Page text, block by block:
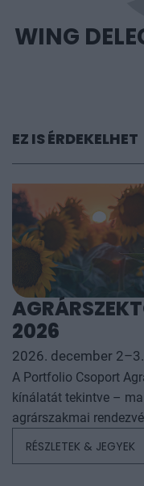
WING
EZ IS ÉRDEKELHET
2026
2026. december
A Portfolio Csoport
kínálatát tekintve –
agrárszakmai
számít. A konferencia
RÉSZLETEK & JEGYEK